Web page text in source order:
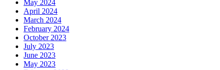
May 2024
April 2024
March 2024
February 2024
October 2023
July 2023
June 2023
May 2023